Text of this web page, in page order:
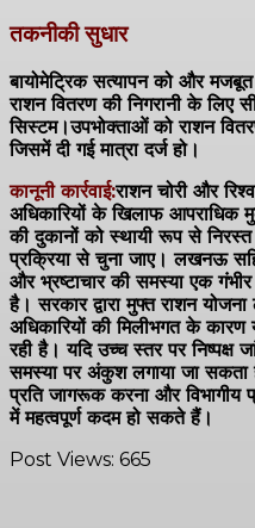
तकनीकी सुधार
बायोमेट्रिक सत्यापन को और
राशन वितरण की निगरानी के लिए
सिस्टम।उपभोक्ताओं को राशन
जिसमें दी गई मात्रा दर्ज हो।
कानूनी कार्रवाई:राशन चोरी और
अधिकारियों के खिलाफ आपराधिक
की दुकानों को स्थायी रूप से निरस्त
प्रक्रिया से चुना जाए।लखनऊ
और भ्रष्टाचार की समस्या एक
है। सरकार द्वारा मुफ्त राशन
अधिकारियों की मिलीभगत के कारण
रही है। यदि उच्च स्तर पर निष्पक्ष
समस्या पर अंकुश लगाया जा
प्रति जागरूक करना और विभागीय
में महत्वपूर्ण कदम हो सकते हैं।
Post Views: 665